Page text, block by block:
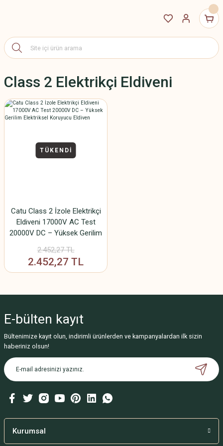
Class 2 Elektrikçi Eldiveni
TÜKENDİ
Catu Class 2 İzole Elektrikçi
Eldiveni 17000V AC Test
20000V DC – Yüksek Gerilim
2.452,27 TL
2.452,27 TL
E-bülten kayıt
Bültenimize kayıt olun, indirimli ürünlerden ve kampanyalardan ilk sizin
haberiniz olsun!
Kurumsal